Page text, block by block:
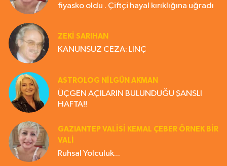
fiyasko oldu . Çiftçi hayal kırıklığına uğradı
ZEKI SARIHAN
KANUNSUZ CEZA: LİNÇ
ASTROLOG NILGÜN AKMAN
ÜÇGEN AÇILARIN BULUNDUĞU ŞANSLI
HAFTA!!
GAZIANTEP VALISI KEMAL ÇEBER ÖRNEK BİR
VALİ
Ruhsal Yolculuk...